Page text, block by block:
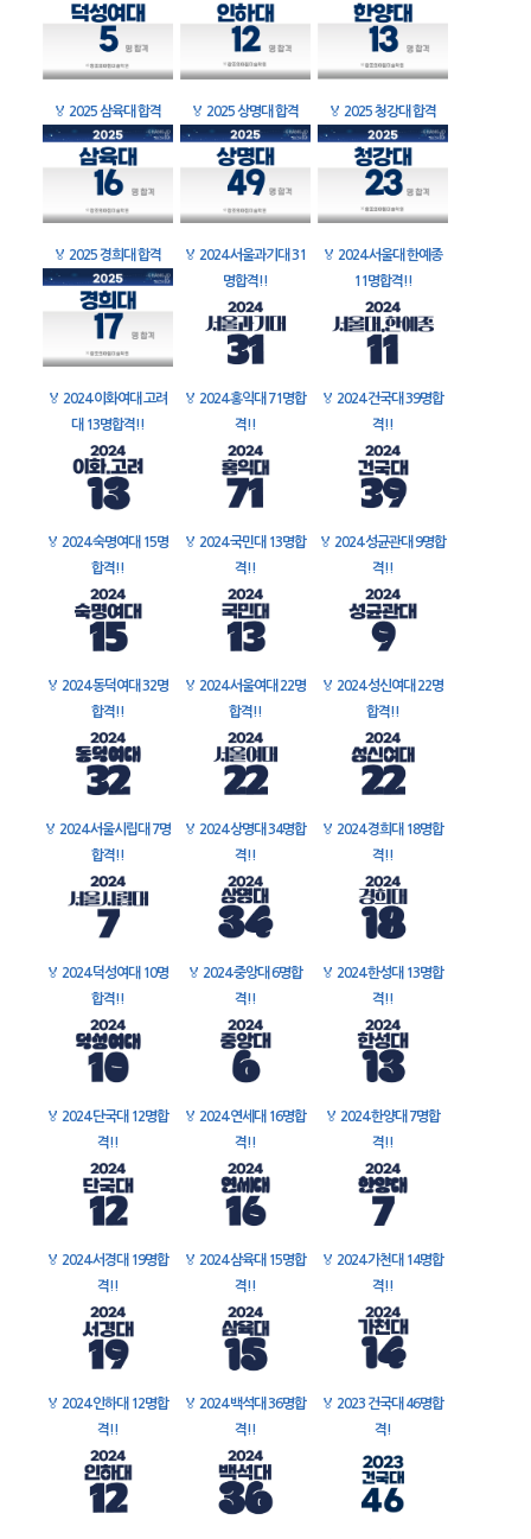
🏅 2025 삼육대 합격 🏅 2025 상명대 합격 🏅 2025 청강대 합격
🏅 2025 경희대 합격 🏅 2024 서울과기대 31
명합격!!
🏅 2024 서울대 한예종
11명합격!!
🏅 2024 이화여대 고려
대 13명합격!!
🏅 2024 홍익대 71명합
격!!
🏅 2024 건국대 39명합
격!!
🏅 2024 숙명여대 15명
합격!!
🏅 2024 국민대 13명합
격!!
🏅 2024 성균관대 9명합
격!!
🏅 2024 동덕여대 32명
합격!!
🏅 2024 서울여대 22명
합격!!
🏅 2024 성신여대 22명
합격!!
🏅 2024 서울시립대 7명
합격!!
🏅 2024 상명대 34명합
격!!
🏅 2024 경희대 18명합
격!!
🏅 2024 덕성여대 10명
합격!!
🏅 2024 중앙대 6명합
격!!
🏅 2024 한성대 13명합
격!!
🏅 2024 단국대 12명합
격!!
🏅 2024 연세대 16명합
격!!
🏅 2024 한양대 7명합
격!!
🏅 2024 서경대 19명합
격!!
🏅 2024 삼육대 15명합
격!!
🏅 2024 가천대 14명합
격!!
🏅 2024 인하대 12명합
격!!
🏅 2024 백석대 36명합
격!!
🏅 2023 건국대 46명합
격!